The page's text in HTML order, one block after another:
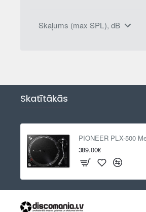
Skaļums (max SPL), dB
Skatītākās
PIONEER PLX-500
389.00€